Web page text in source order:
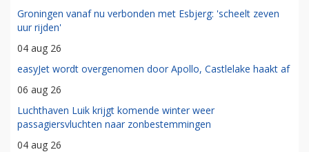
Groningen vanaf nu verbonden met Esbjerg: 'scheelt zeven
uur rijden'
04 aug 26
easyJet wordt overgenomen door Apollo, Castlelake haakt af
06 aug 26
Luchthaven Luik krijgt komende winter weer
passagiersvluchten naar zonbestemmingen
04 aug 26